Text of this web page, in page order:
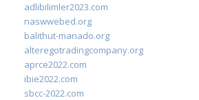
adlibilimler2023.com
naswwebed.org
balithut-manado.org
alteregotradingcompany.org
aprce2022.com
ibie2022.com
sbcc-2022.com